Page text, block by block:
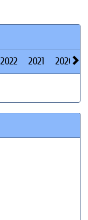
2022 2021 2020